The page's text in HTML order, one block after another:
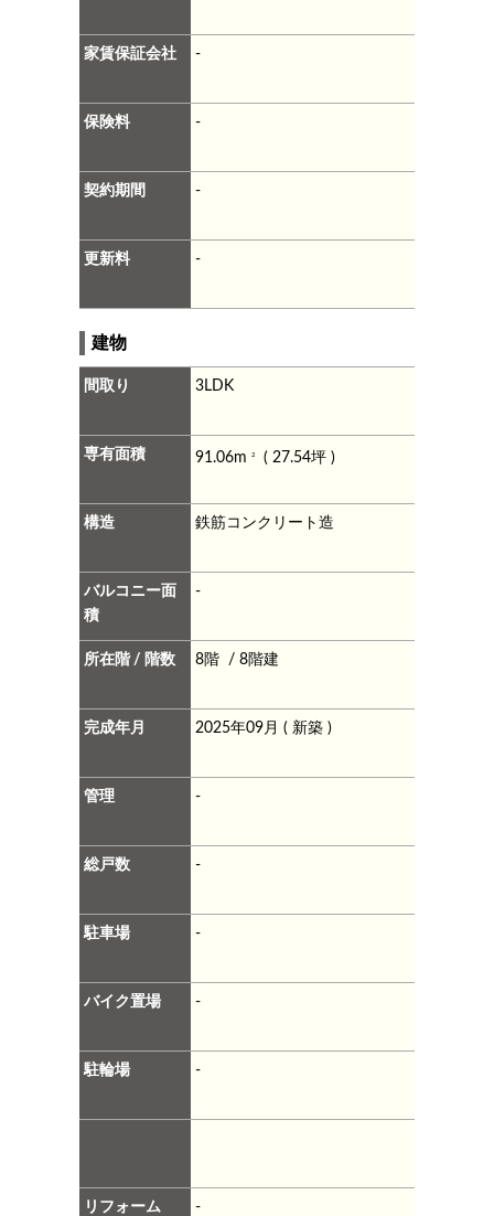
家賃保証会社 -
保険料 -
契約期間 -
更新料 -
建物
間取り 3LDK
専有面積 91.06m2 ( 27.54坪 )
構造 鉄筋コンクリート造
バルコニー面
積
-
所在階 / 階数 8階 / 8階建
完成年月 2025年09月 ( 新築 )
管理 -
総戸数 -
駐車場 -
バイク置場 -
駐輪場 -
リフォーム -